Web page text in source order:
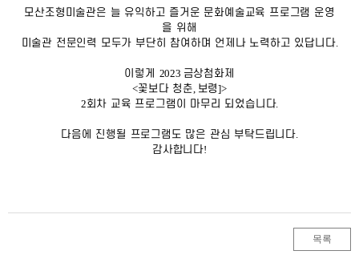
모산조형미술관은 늘 유익하고 즐거운 문화예술교육 프로그램 운영
을 위해
미술관 전문인력 모두가 부단히 참여하며 언제나 노력하고 있답니다.
이렇게 2023 금상첨화제
<꽃보다 청춘, 보령]>
2회차 교육 프로그램이 마무리 되었습니다.
다음에 진행될 프로그램도 많은 관심 부탁드립니다.
감사합니다!
목록